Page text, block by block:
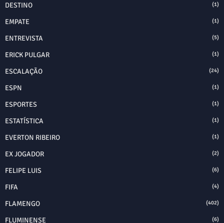
DESTINO (1)
EMPATE (1)
ENTREVISTA (5)
ERICK PULGAR (1)
ESCALAÇÃO (24)
ESPN (1)
ESPORTES (1)
ESTATÍSTICA (1)
EVERTON RIBEIRO (1)
EX JOGADOR (2)
FELIPE LUIS (6)
FIFA (4)
FLAMENGO (402)
FLUMINENSE (6)